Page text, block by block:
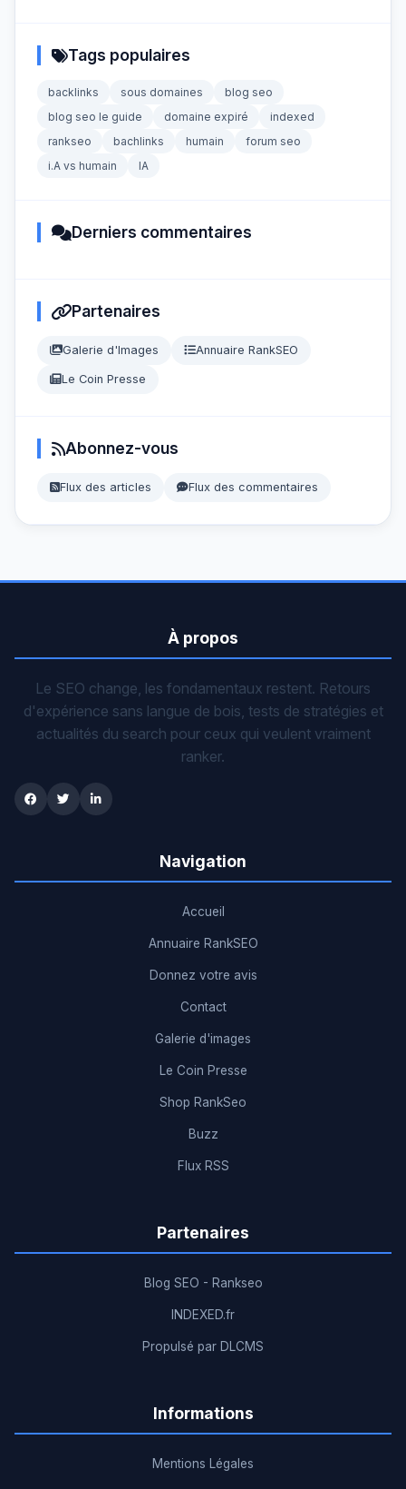
Tags populaires
backlinks sous domaines
blog seo
blog seo le guide
domaine expiré
indexed
rankseo
bachlinks humain
forum seo
i.A vs humain
IA
Derniers commentaires
Partenaires
Galerie d'Images Annuaire RankSEO
Le Coin Presse
Abonnez-vous
Flux des articles Flux des commentaires
À propos
Le SEO change, les fondamentaux restent. Retours
d'expérience sans langue de bois, tests de stratégies et
actualités du search pour ceux qui veulent vraiment
ranker.
Navigation
Accueil
Annuaire RankSEO
Donnez votre avis
Contact
Galerie d'images
Le Coin Presse
Shop RankSeo
Buzz
Flux RSS
Partenaires
Blog SEO - Rankseo
INDEXED.fr
Propulsé par DLCMS
Informations
Mentions Légales